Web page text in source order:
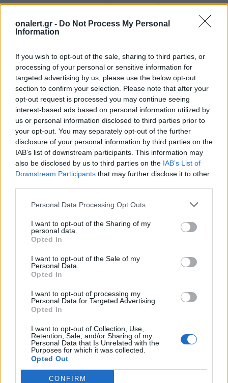
onalert.gr - Do Not Process My Personal
Information
If you wish to opt-out of the sale, sharing to third parties, or
processing of your personal or sensitive information for
targeted advertising by us, please use the below opt-out
section to confirm your selection. Please note that after your
opt-out request is processed you may continue seeing
interest-based ads based on personal information utilized by
us or personal information disclosed to third parties prior to
your opt-out. You may separately opt-out of the further
disclosure of your personal information by third parties on the
IAB’s list of downstream participants. This information may
also be disclosed by us to third parties on the IAB’s List of
Downstream Participants that may further disclose it to other
Personal Data Processing Opt Outs
I want to opt-out of the Sharing of my
personal data.
Opted In
I want to opt-out of the Sale of my
Personal Data.
Opted In
I want to opt-out of processing my
Personal Data for Targeted Advertising.
Opted In
I want to opt-out of Collection, Use,
Retention, Sale, and/or Sharing of my
Personal Data that Is Unrelated with the
Purposes for which it was collected.
Opted Out
CONFIRM
Διάβασε επίσης
Ανεμοι: Νοτιοανατολικοί 3 με 4 μποφόρ.
Θερμοκρασία: Από 14 έως 19 βαθμούς Κελσίου.
Ακολουθήστε το onalert.gr στο
Google
Newsκαι μάθετε πρώτοι όλες τις ειδήσεις
για την άμυνα.
ΕΘΝΙΚΗ ΜΕΤΕΩΡΟΛΟΓΙΚΗ ΥΠΗΡΕΣΙΑ
ΠΡΟΓΝΩΣΗ ΚΑΙΡΟΥ